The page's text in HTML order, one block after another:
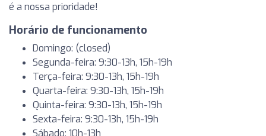
é a nossa prioridade!
Horário de funcionamento
Domingo: (closed)
Segunda-feira: 9:30-13h, 15h-19h
Terça-feira: 9:30-13h, 15h-19h
Quarta-feira: 9:30-13h, 15h-19h
Quinta-feira: 9:30-13h, 15h-19h
Sexta-feira: 9:30-13h, 15h-19h
Sábado: 10h-13h